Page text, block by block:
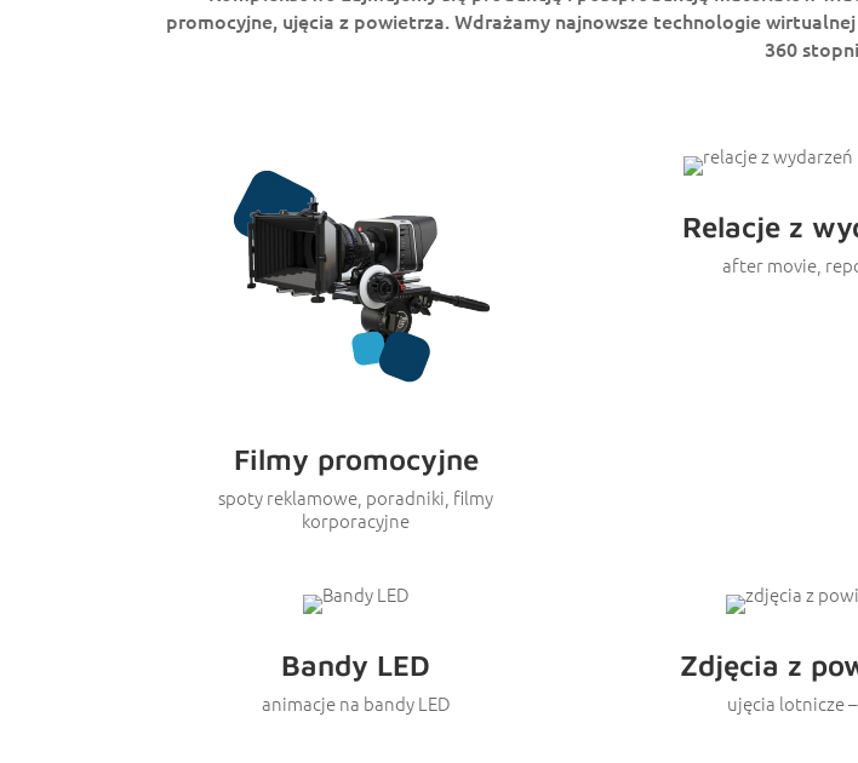
promocyjne, ujęcia z powietrza.Wdrażamy najnowsze technologie
360
Filmy promocyjne
spoty reklamowe, poradniki, filmy
korporacyjne
Relacje z
after movie,
Bandy LED
animacje na bandy LED
Zdjęcia z
ujęcia lotnicze